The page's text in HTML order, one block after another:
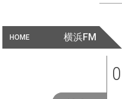
HOME 横浜FM